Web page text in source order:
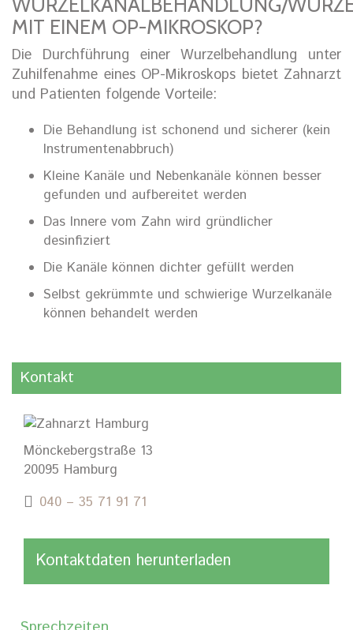
MIT EINEM OP-MIKROSKOP?
Die Durchführung einer Wurzelbehandlung unter
Zuhilfenahme eines OP-Mikroskops bietet Zahnarzt
und Patienten folgende Vorteile:
Die Behandlung ist schonend und sicherer (kein
Instrumentenabbruch)
Kleine Kanäle und Nebenkanäle können besser
gefunden und aufbereitet werden
Das Innere vom Zahn wird gründlicher
desinfiziert
Die Kanäle können dichter gefüllt werden
Selbst gekrümmte und schwierige Wurzelkanäle
können behandelt werden
Kontakt
Mönckebergstraße 13
20095 Hamburg
040 – 35 71 91 71
Kontaktdaten herunterladen